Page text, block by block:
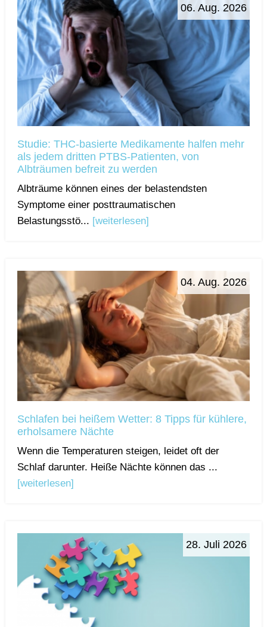
06. Aug. 2026
Studie: THC-basierte Medikamente halfen mehr
als jedem dritten PTBS-Patienten, von
Albträumen befreit zu werden
Albträume können eines der belastendsten
Symptome einer posttraumatischen
Belastungsstö... [weiterlesen]
04. Aug. 2026
Schlafen bei heißem Wetter: 8 Tipps für kühlere,
erholsamere Nächte
Wenn die Temperaturen steigen, leidet oft der
Schlaf darunter. Heiße Nächte können das ...
[weiterlesen]
28. Juli 2026